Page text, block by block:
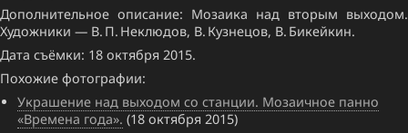
Дополнительное описание: Мозаика над вторым выходом.
Художники — В. П. Неклюдов, В. Кузнецов, В. Бикейкин.
Дата съёмки: 18 октября 2015.
Похожие фотографии:
Украшение над выходом со станции. Мозаичное панно
«Времена года». (18 октября 2015)